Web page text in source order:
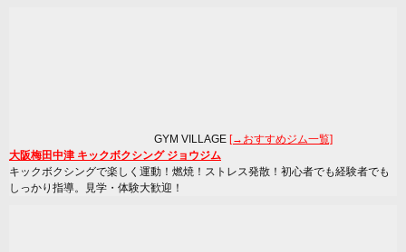
GYM VILLAGE [→おすすめジム一覧]
大阪梅田中津 キックボクシング ジョウジム
キックボクシングで楽しく運動！燃焼！ストレス発散！初心者でも経験者でも
しっかり指導。見学・体験大歓迎！